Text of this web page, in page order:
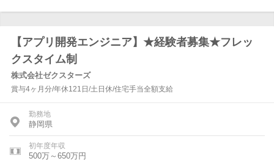
【アプリ開発エンジニア】★経験者募集★フレッ
クスタイム制
株式会社ゼクスターズ
賞与4ヶ月分/年休121日/土日休/住宅手当全額支給
勤務地
静岡県
初年度年収
500万～650万円